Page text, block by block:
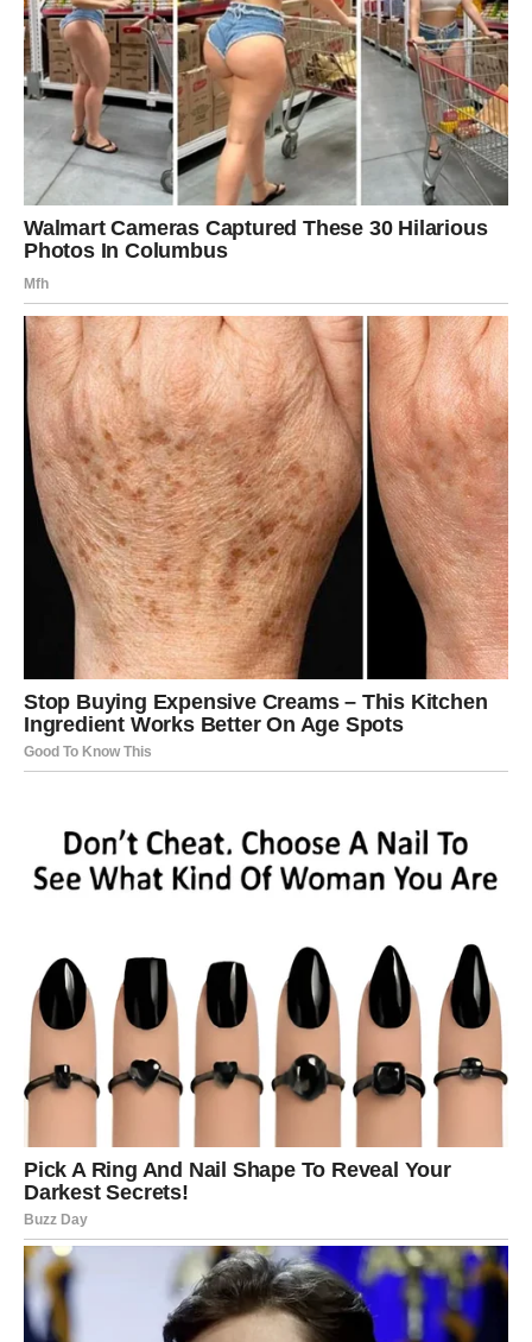
dolazi.
Svaka prepreka, svako razočaranje i svaki trenutak tokom
kojeg ste mislili da više ne možete dalje zapravo su vas
učinili jačima i mudrijima.
A sada dolazi period tokom kojeg biste mogli ostvariti ono
o čemu ste dugo maštali.
Mnoge Vodolije će tokom narednog perioda napraviti
poteze koji će im kasnije potpuno promijeniti život i
donijeti veliku finansijsku sigurnost.
Pred vama je vrijeme kakvo se
rijetko doživljava
Zvijezde vam sada donose novu energiju, ogromnu
motivaciju i priliku da konačno osjetite kako izgleda kada
život radi u vašu korist.
Mnoge Vodolije će tokom ovog perioda upoznati prave
ljude, dobiti prilike koje nisu očekivale i napraviti korake
koji će ih odvesti prema životu o kojem su dugo maštale.
Sudbina ima veoma važnu poruku za vas — sada konačno
dolazi vrijeme da postanete uspješni, slobodni i